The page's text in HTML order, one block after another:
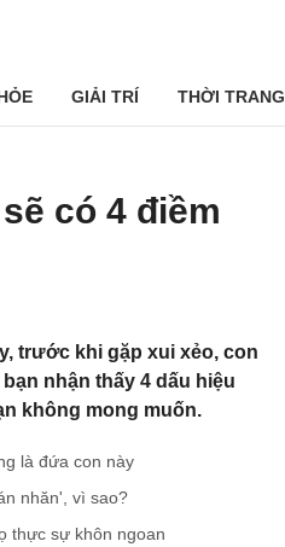
GIẢI TRÍ THỜI TRANG
có 4 điềm
trước khi gặp xui xẻo, con
nhận thấy 4 dấu hiệu
không mong muốn.
là đứa con này
nhăn', vì sao?
thực sự khôn ngoan